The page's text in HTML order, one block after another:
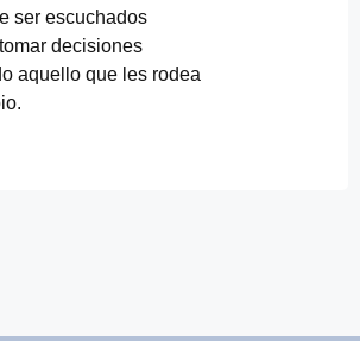
ser escuchados
decisiones
aquello que les rodea